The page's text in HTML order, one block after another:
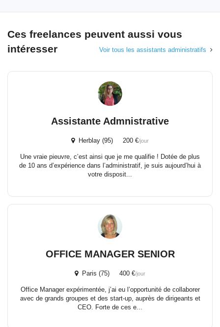
Ces freelances peuvent aussi vous
intéresser
Voir tous les assistants administratifs
Assistante Admnistrative
Herblay (95) 200 €/jour
Une vraie pieuvre, c’est ainsi que je me qualifie ! Dotée de plus
de 10 ans d’expérience dans l’administratif, je suis aujourd’hui à
votre disposit...
OFFICE MANAGER SENIOR
Paris (75) 400 €/jour
Office Manager expérimentée, j’ai eu l’opportunité de collaborer
avec de grands groupes et des start-up, auprès de dirigeants et
CEO. Forte de ces e...